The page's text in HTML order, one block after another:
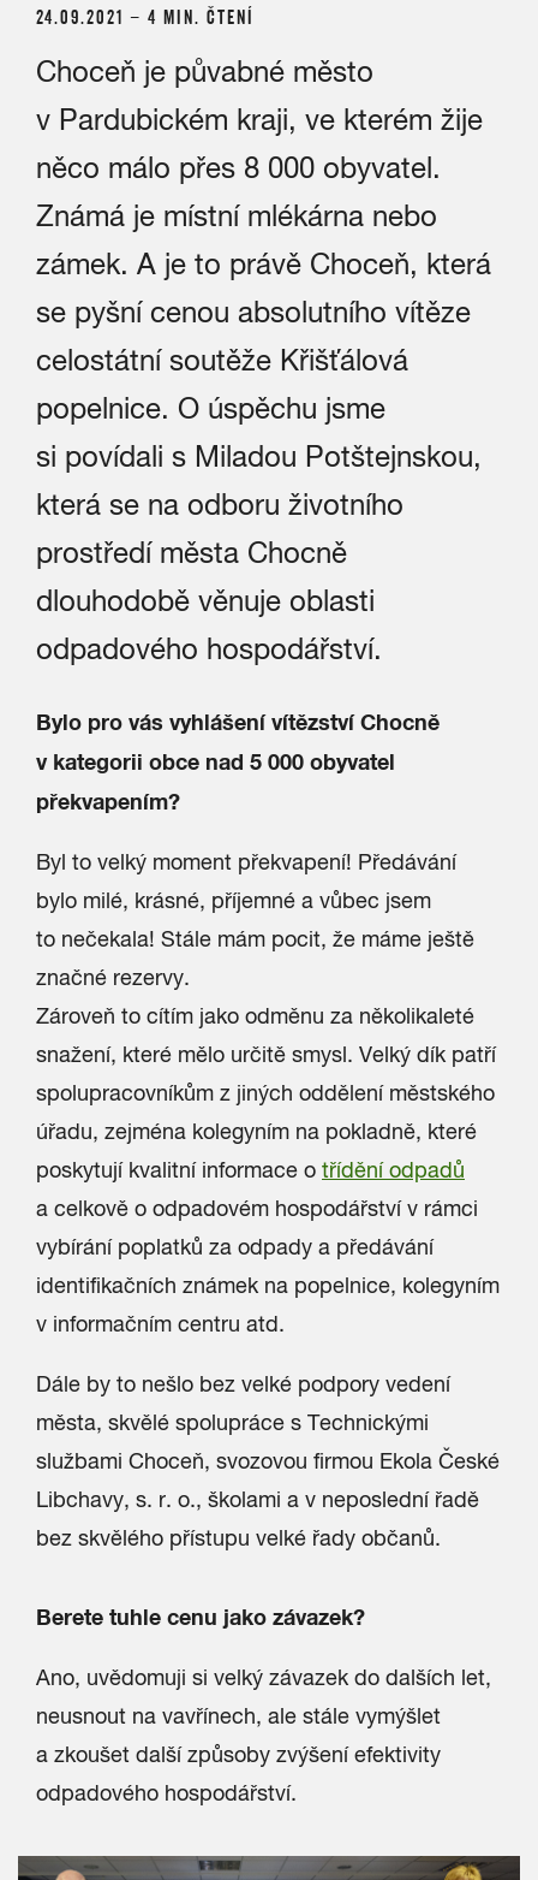
24.09.2021 – 4 MIN. ČTENÍ
Choceň je půvabné město
v Pardubickém kraji, ve kterém žije
něco málo přes 8 000 obyvatel.
Známá je místní mlékárna nebo
zámek. A je to právě Choceň, která
se pyšní cenou absolutního vítěze
celostátní soutěže Křišťálová
popelnice. O úspěchu jsme
si povídali s Miladou Potštejnskou,
která se na odboru životního
prostředí města Chocně
dlouhodobě věnuje oblasti
odpadového hospodářství.
Bylo pro vás vyhlášení vítězství Chocně
v kategorii obce nad 5 000 obyvatel
překvapením?
Byl to velký moment překvapení! Předávání
bylo milé, krásné, příjemné a vůbec jsem
to nečekala! Stále mám pocit, že máme ještě
značné rezervy.
Zároveň to cítím jako odměnu za několikaleté
snažení, které mělo určitě smysl. Velký dík patří
spolupracovníkům z jiných oddělení městského
úřadu, zejména kolegyním na pokladně, které
poskytují kvalitní informace o třídění odpadů
a celkově o odpadovém hospodářství v rámci
vybírání poplatků za odpady a předávání
identifikačních známek na popelnice, kolegyním
v informačním centru atd.
Dále by to nešlo bez velké podpory vedení
města, skvělé spolupráce s Technickými
službami Choceň, svozovou firmou Ekola České
Libchavy, s. r. o., školami a v neposlední řadě
bez skvělého přístupu velké řady občanů.
Berete tuhle cenu jako závazek?
Ano, uvědomuji si velký závazek do dalších let,
neusnout na vavřínech, ale stále vymýšlet
a zkoušet další způsoby zvýšení efektivity
odpadového hospodářství.